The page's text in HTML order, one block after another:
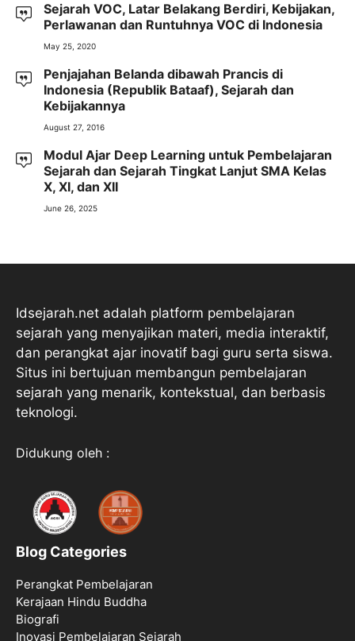
Sejarah VOC, Latar Belakang Berdiri, Kebijakan,
Perlawanan dan Runtuhnya VOC di Indonesia
May 25, 2020
Penjajahan Belanda dibawah Prancis di
Indonesia (Republik Bataaf), Sejarah dan
Kebijakannya
August 27, 2016
Modul Ajar Deep Learning untuk Pembelajaran
Sejarah dan Sejarah Tingkat Lanjut SMA Kelas
X, XI, dan XII
June 26, 2025
Idsejarah.net adalah platform pembelajaran
sejarah yang menyajikan materi, media interaktif,
dan perangkat ajar inovatif bagi guru serta siswa.
Situs ini bertujuan membangun pembelajaran
sejarah yang menarik, kontekstual, dan berbasis
teknologi.
Didukung oleh :
Blog Categories
Perangkat Pembelajaran
Kerajaan Hindu Buddha
Biografi
Inovasi Pembelajaran Sejarah